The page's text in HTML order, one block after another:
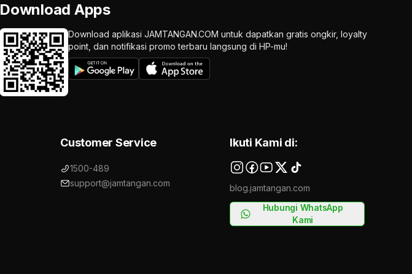
Download Apps
Download aplikasi JAMTANGAN.COM untuk dapatkan gratis ongkir, loyalty
point, dan notifikasi promo terbaru langsung di HP-mu!
Customer Service
1500-489
support@jamtangan.com
Ikuti Kami di:
blog.jamtangan.com
Hubungi WhatsApp
Kami